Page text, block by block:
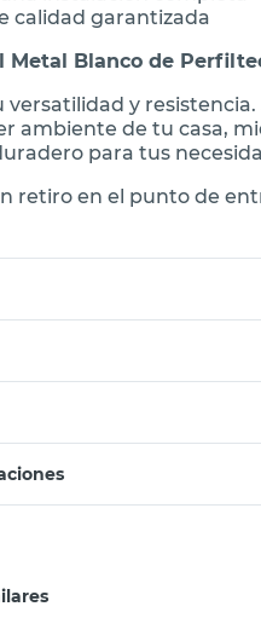
calidad garantizada
Metal Blanco de
versatilidad y
ambiente de tu casa,
para tus
retiro en el punto de